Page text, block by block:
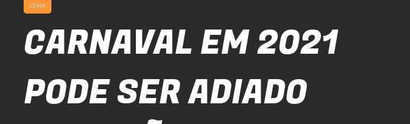
CENA
CARNAVAL EM 2021
PODE SER ADIADO